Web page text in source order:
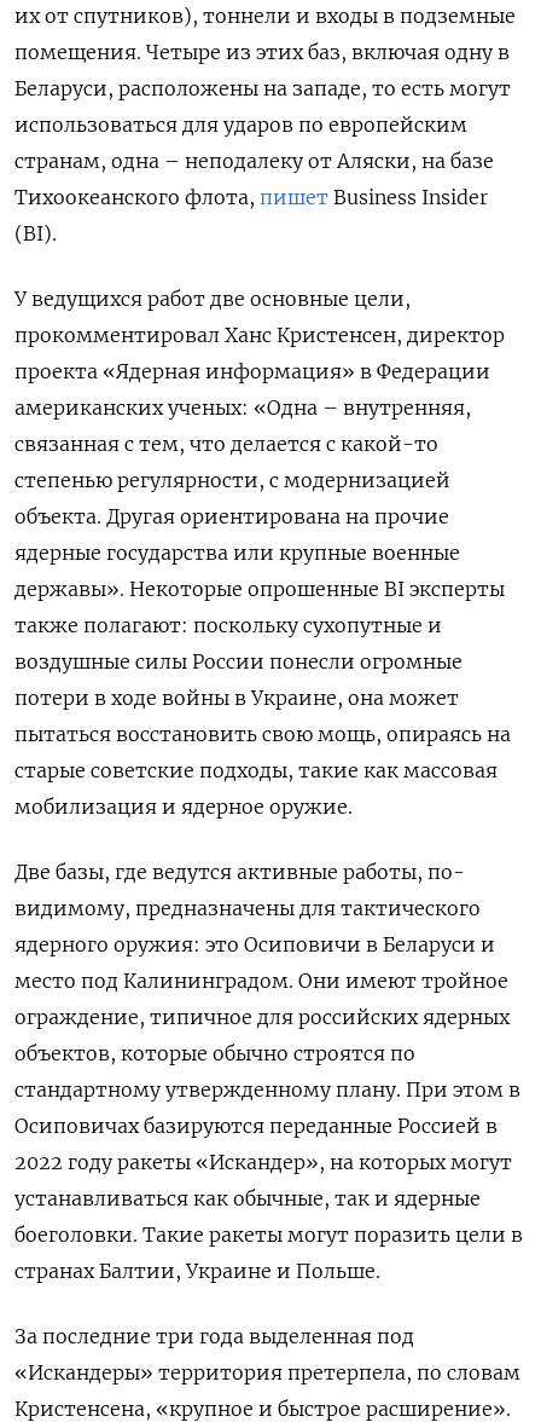
их от спутников), тоннели и входы в подземные
помещения. Четыре из этих баз, включая одну в
Беларуси, расположены на западе, то есть могут
использоваться для ударов по европейским
странам, одна – неподалеку от Аляски, на базе
Тихоокеанского флота, пишет Business Insider
(BI).
У ведущихся работ две основные цели,
прокомментировал Ханс Кристенсен, директор
проекта «Ядерная информация» в Федерации
американских ученых: «Одна – внутренняя,
связанная с тем, что делается с какой-то
степенью регулярности, с модернизацией
объекта. Другая ориентирована на прочие
ядерные государства или крупные военные
державы». Некоторые опрошенные BI эксперты
также полагают: поскольку сухопутные и
воздушные силы России понесли огромные
потери в ходе войны в Украине, она может
пытаться восстановить свою мощь, опираясь на
старые советские подходы, такие как массовая
мобилизация и ядерное оружие.
Две базы, где ведутся активные работы, по-
видимому, предназначены для тактического
ядерного оружия: это Осиповичи в Беларуси и
место под Калининградом. Они имеют тройное
ограждение, типичное для российских ядерных
объектов, которые обычно строятся по
стандартному утвержденному плану. При этом в
Осиповичах базируются переданные Россией в
2022 году ракеты «Искандер», на которых могут
устанавливаться как обычные, так и ядерные
боеголовки. Такие ракеты могут поразить цели в
странах Балтии, Украине и Польше.
За последние три года выделенная под
«Искандеры» территория претерпела, по словам
Кристенсена, «крупное и быстрое расширение».